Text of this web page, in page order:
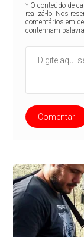
* O conteúdo de
realizá-lo. Nos
comentários em
contenham
Comentar